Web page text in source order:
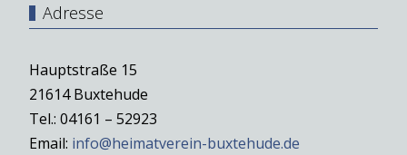
Adresse
Hauptstraße 15
21614 Buxtehude
Tel.: 04161 – 52923
Email: info@heimatverein-buxtehude.de